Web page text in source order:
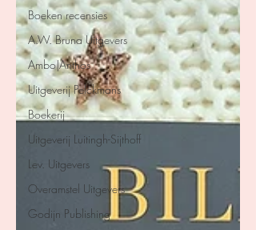
Boeken recensies
A.W. Bruna Uitgevers
Ambo|Anthos
Uitgeverij Pelckmans
Boekerij
Uitgeverij Luitingh-Sijthoff
Lev. Uitgevers
Overamstel Uitgevers
Godijn Publishing